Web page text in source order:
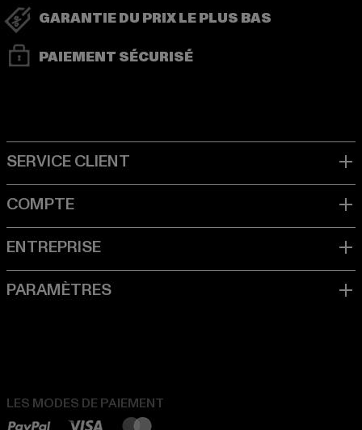
GARANTIE DU PRIX LE PLUS BAS
PAIEMENT SÉCURISÉ
LES MODES DE PAIEMENT